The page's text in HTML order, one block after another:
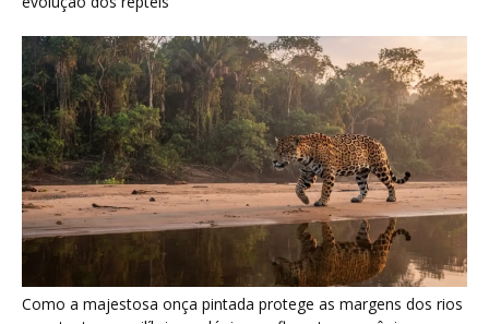
Últimas noticias
Nova espécie de rã é descoberta em florestas
do Acre
5 de agosto de 2026
Fertilizante inteligente da USP pode regenerar
solos degradados
5 de agosto de 2026